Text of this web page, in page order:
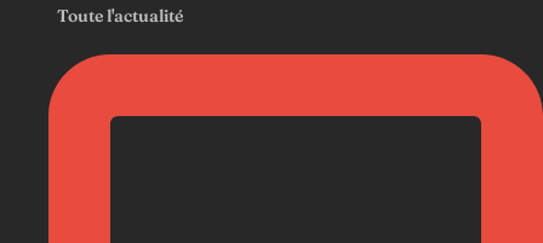
Toute l'actualité